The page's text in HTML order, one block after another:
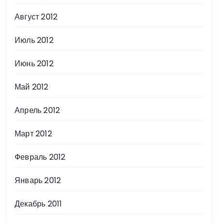
Август 2012
Июль 2012
Июнь 2012
Май 2012
Апрель 2012
Март 2012
Февраль 2012
Январь 2012
Декабрь 2011